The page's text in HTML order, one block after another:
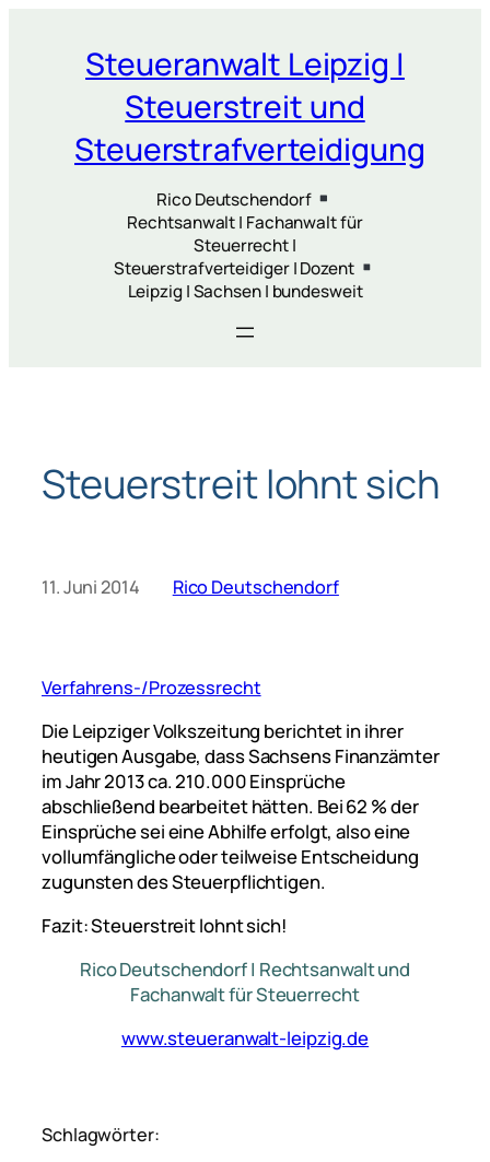
springenSteueranwalt Leipzig |
Steuerstreit und
Steuerstrafverteidigung
Rico Deutschendorf
Rechtsanwalt | Fachanwalt für
Steuerrecht |
Steuerstrafverteidiger | Dozent
Leipzig | Sachsen | bundesweit
Steuerstreit lohnt sich
11. Juni 2014 Rico Deutschendorf
Verfahrens-/Prozessrecht
Die Leipziger Volkszeitung berichtet in ihrer
heutigen Ausgabe, dass Sachsens Finanzämter
im Jahr 2013 ca. 210.000 Einsprüche
abschließend bearbeitet hätten. Bei 62 % der
Einsprüche sei eine Abhilfe erfolgt, also eine
vollumfängliche oder teilweise Entscheidung
zugunsten des Steuerpflichtigen.
Fazit: Steuerstreit lohnt sich!
Rico Deutschendorf | Rechtsanwalt und
Fachanwalt für Steuerrecht
www.steueranwalt-leipzig.de
Schlagwörter: